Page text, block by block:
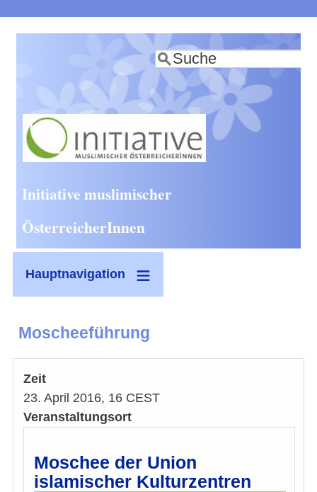
zum
Inhalt
Suche
Initiative muslimischer
ÖsterreicherInnen
Hauptnavigation
Moscheeführung
Zeit
23. April 2016, 16 CEST
Veranstaltungsort
Moschee der Union
islamischer Kulturzentren